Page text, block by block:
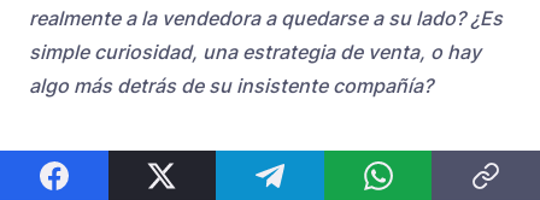
realmente a la vendedora a quedarse a su lado? ¿Es
simple curiosidad, una estrategia de venta, o hay
algo más detrás de su insistente compañía?